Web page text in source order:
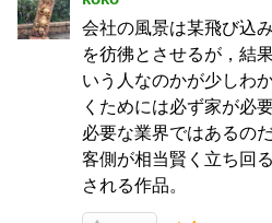
会社の風景は某飛び込
を彷彿とさせるが，結
いう人なのかが少しわ
くためには必ず家が必
必要な業界ではあるの
客側が相当賢く立ち回
される作品。